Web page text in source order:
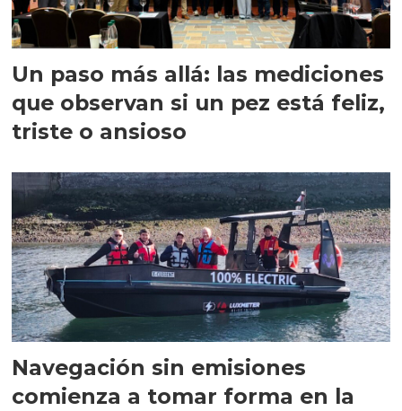
Un paso más allá: las mediciones
que observan si un pez está feliz,
triste o ansioso
Navegación sin emisiones
comienza a tomar forma en la